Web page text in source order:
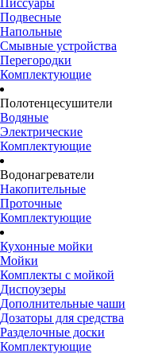
Писсуары
Подвесные
Напольные
Смывные устройства
Перегородки
Комплектующие
Полотенцесушители
Водяные
Электрические
Комплектующие
Водонагреватели
Накопительные
Проточные
Комплектующие
Кухонные мойки
Мойки
Комплекты с мойкой
Диспоузеры
Дополнительные чаши
Дозаторы для средства
Разделочные доски
Комплектующие